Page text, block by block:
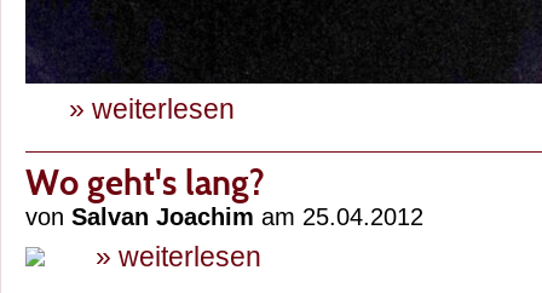
» weiterlesen
Wo geht's lang?
von Salvan Joachim am 25.04.2012
» weiterlesen